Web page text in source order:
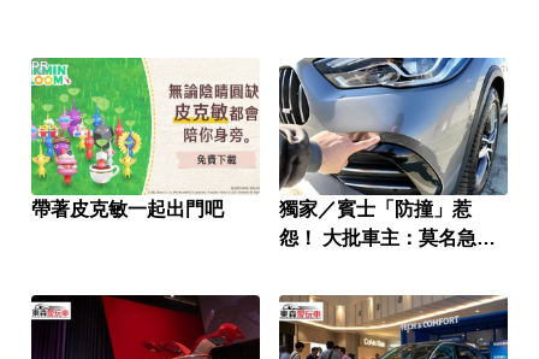
帶著皮克敏一起出門吧
PR
獨家／賓士「防撞」惹
怨！ 大批車主：莫名急